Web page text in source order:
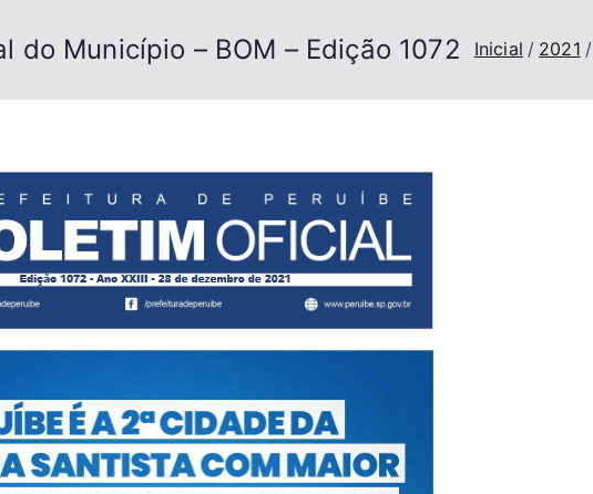
do Município – BOM – Edição 1072 Inicial 2021